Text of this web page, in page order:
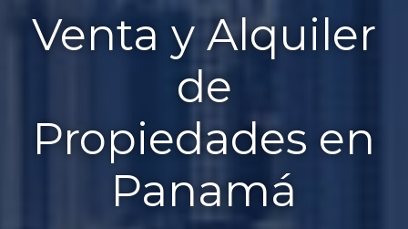
Venta y Alquiler
de
Propiedades en
Panamá